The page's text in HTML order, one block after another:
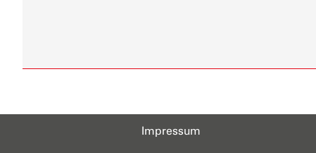
Impressum